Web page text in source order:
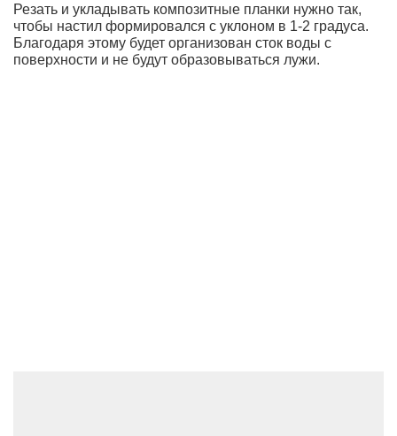
Резать и укладывать композитные планки нужно так,
чтобы настил формировался с уклоном в 1-2 градуса.
Благодаря этому будет организован сток воды с
поверхности и не будут образовываться лужи.